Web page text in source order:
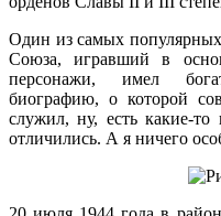
Один из самых
Союза, игравший в
персонажи, имел
биографию, о которой
служил, ну, есть какие-
отличились. А я ничего